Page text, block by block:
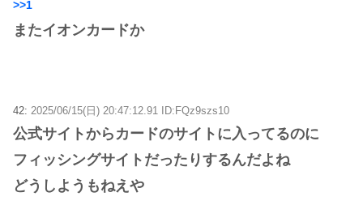
>>1
またイオンカードか
42: 2025/06/15(日) 20:47:12.91 ID:FQz9szs10
公式サイトからカードのサイトに入ってるのに
フィッシングサイトだったりするんだよね
どうしようもねえや